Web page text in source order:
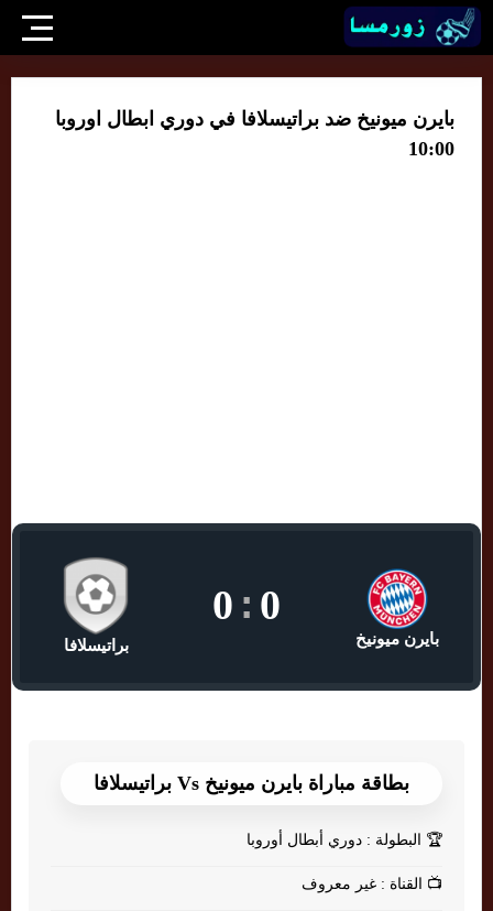
بايرن ميونيخ ضد براتيسلافا في دوري ابطال اوروبا
10:00
بايرن ميونيخ
0
:
0
براتيسلافا
بطاقة مباراة بايرن ميونيخ Vs براتيسلافا
🏆 البطولة : دوري أبطال أوروبا
📺 القناة : غير معروف